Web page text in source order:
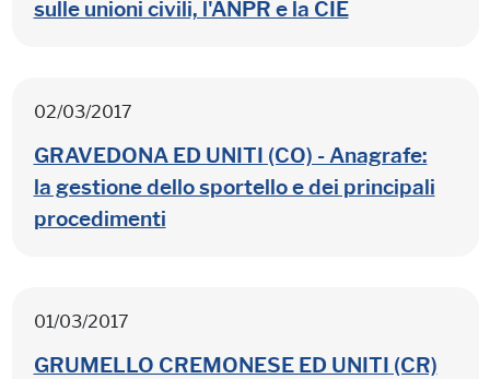
sulle unioni civili, l'ANPR e la CIE
02/03/2017
GRAVEDONA ED UNITI (CO) - Anagrafe:
la gestione dello sportello e dei principali
procedimenti
01/03/2017
GRUMELLO CREMONESE ED UNITI (CR)